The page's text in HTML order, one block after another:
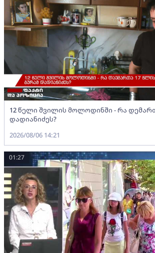
12 წელი შვილის მოლოდინში - რა
დადიანიძეს?
2026/08/06 14:21
01:27